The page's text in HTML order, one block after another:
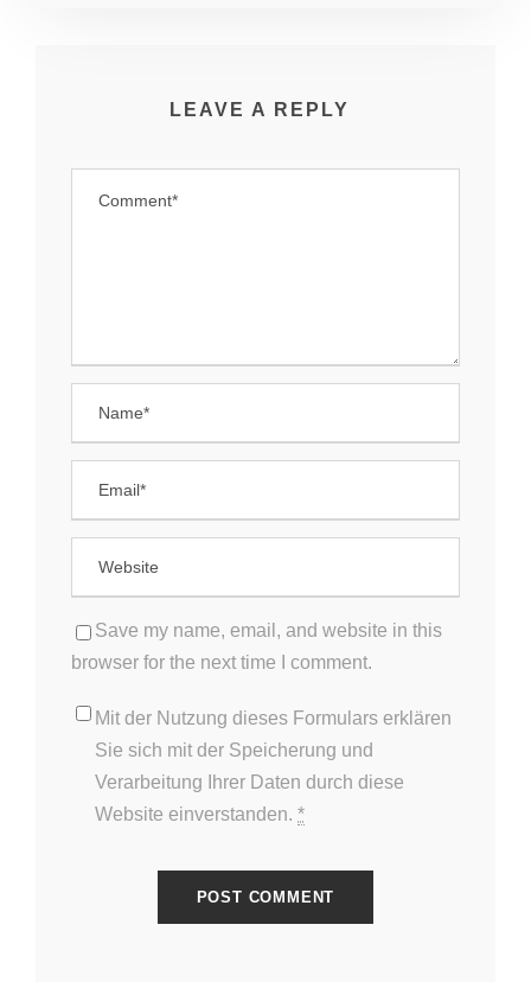
LEAVE A REPLY
Save my name, email, and website in this
browser for the next time I comment.
Mit der Nutzung dieses Formulars erklären
Sie sich mit der Speicherung und
Verarbeitung Ihrer Daten durch diese
Website einverstanden. *